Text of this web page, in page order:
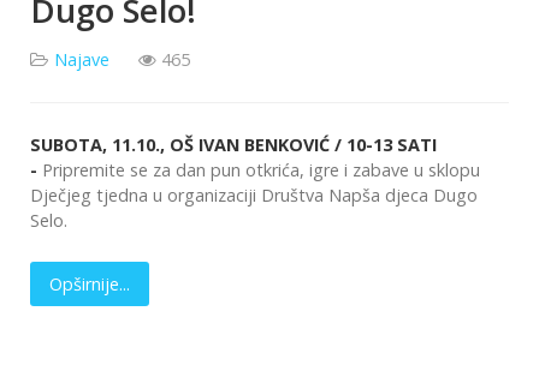
Dugo Selo!
Najave 465
SUBOTA, 11.10., OŠ IVAN BENKOVIĆ / 10-13 SATI
- Pripremite se za dan pun otkrića, igre i zabave u sklopu
Dječjeg tjedna u organizaciji Društva Napša djeca Dugo
Selo.
Opširnije...